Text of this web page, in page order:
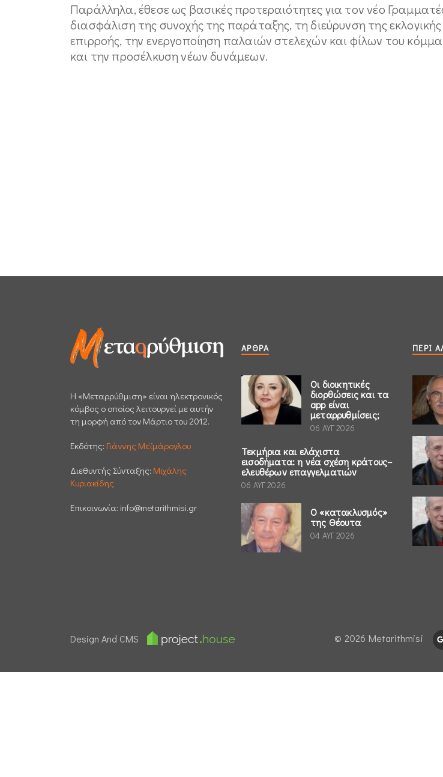
Παράλληλα, έθεσε ως βασικές προτεραιότητες για τον νέο
διασφάλιση της συνοχής της παράταξης, τη διεύρυνση της
επιρροής, την ενεργοποίηση παλαιών στελεχών και φίλων του
και την προσέλκυση νέων δυνάμεων.
H «Μεταρρύθμιση» είναι ηλεκτρονικός
κόμβος ο οποίος λειτουργεί με αυτήν
τη μορφή από τον Μάρτιο του 2012.
Εκδότης: Γιάννης Μεϊμάρογλου
Διεθυντής Σύνταξης: Μιχάλης
Κυριακίδης
Επικοινωνία: info@metarithmisi.gr
ΆΡΘΡΑ
Οι διοικητικές
διορθώσεις και τα
app είναι
μεταρρυθμίσεις;
06 ΑΥΓ 2026
Τεκμήρια και ελάχιστα
εισοδήματα: η νέα σχέση κράτους–
ελευθέρων επαγγελματιών
06 ΑΥΓ 2026
Ο «κατακλυσμός»
της Θέουτα
04 ΑΥΓ 2026
ΠΕΡΊ
Design And CMS © 2026 Μetarithmisi